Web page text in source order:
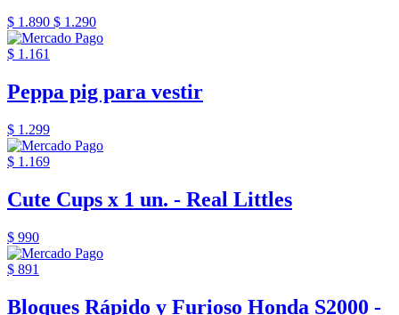
$ 1.890 $ 1.290
$ 1.161
Peppa pig para vestir
$ 1.299
$ 1.169
Cute Cups x 1 un. - Real Littles
$ 990
$ 891
Bloques Rápido y Furioso Honda S2000 -